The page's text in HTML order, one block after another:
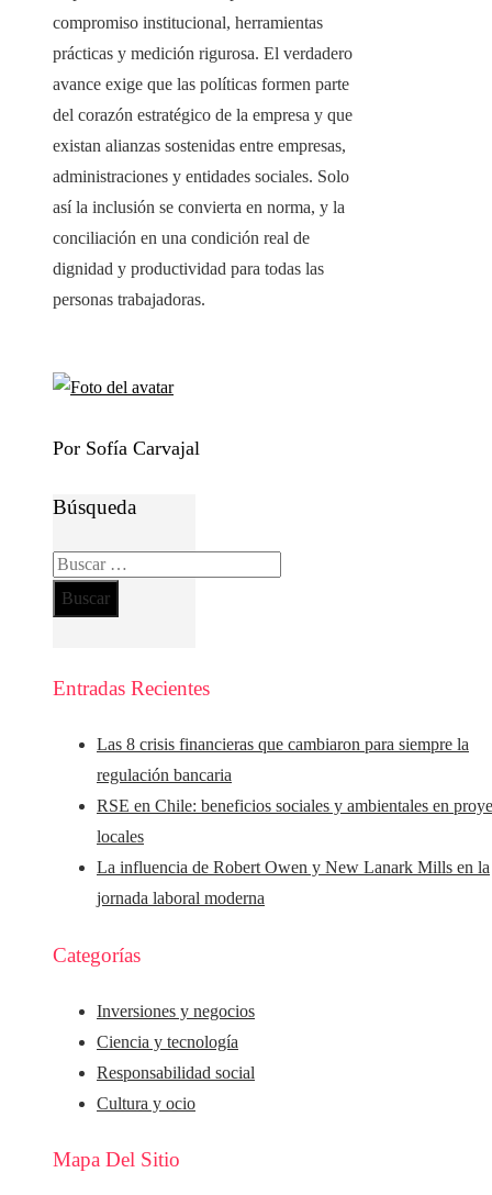
compromiso institucional, herramientas
prácticas y medición rigurosa. El verdadero
avance exige que las políticas formen parte
del corazón estratégico de la empresa y que
existan alianzas sostenidas entre empresas,
administraciones y entidades sociales. Solo
así la inclusión se convierta en norma, y la
conciliación en una condición real de
dignidad y productividad para todas las
personas trabajadoras.
Por Sofía Carvajal
Búsqueda
Buscar:
Entradas Recientes
Las 8 crisis financieras que cambiaron para siempre la
regulación bancaria
RSE en Chile: beneficios sociales y ambientales en
locales
La influencia de Robert Owen y New Lanark Mills en la
jornada laboral moderna
Categorías
Inversiones y negocios
Ciencia y tecnología
Responsabilidad social
Cultura y ocio
Mapa Del Sitio